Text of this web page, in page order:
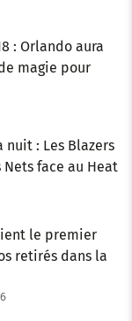
: Orlando aura
magie pour
nuit : Les Blazers
face au Heat
le premier
retirés dans la